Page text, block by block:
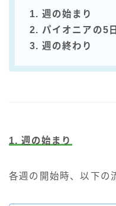
1. 週の始まり
2. パイオニアの5
3. 週の終わり
1. 週の始まり
各週の開始時、以下の